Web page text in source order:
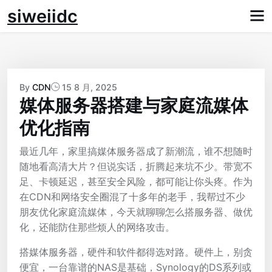
Skip
tosiweiidc
By CDN 15 8 月, 2025
媒体服务器搭建与家庭流媒体
优化指南
最近几年，家里搞媒体服务器成了新潮流，谁不想随时
随地看高清大片？但说实话，折腾起来坑不少。带宽不
足、卡顿延迟，甚至安全风险，都可能让你头疼。作为
在CDN和网络安全圈混了十多年的老手，我帮过不少
朋友优化家庭流媒体，今天就聊聊怎么搭服务器、做优
化，还能防住那些烦人的网络攻击。
搭媒体服务器，硬件和软件都得选对路。硬件上，别贪
便宜，一台靠谱的NAS是基础，Synology的DS系列或